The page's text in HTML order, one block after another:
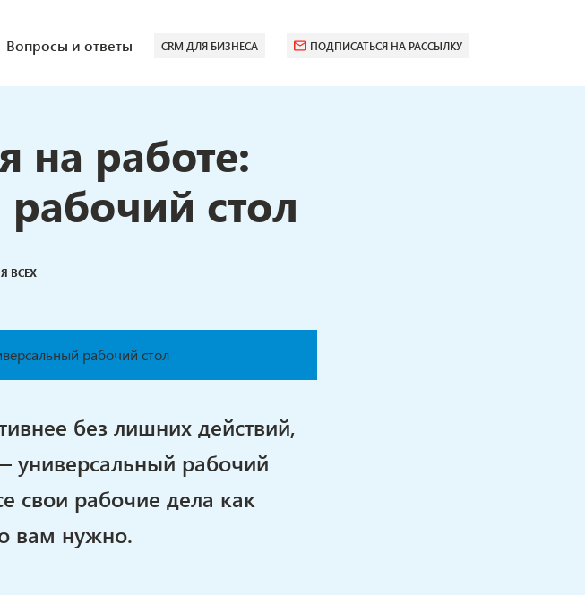
Вопросы и ответы CRM ДЛЯ БИЗНЕСА ПОДПИСАТЬСЯ НА РАССЫЛКУ
на работе:
стол
ВСЕХ
без лишних действий,
универсальный рабочий
свои рабочие дела как
вам нужно.